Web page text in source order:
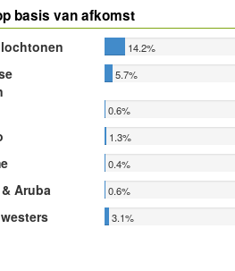
basis van afkomst
14.2%
5.7%
0.6%
1.3%
0.4%
Aruba 0.6%
3.1%